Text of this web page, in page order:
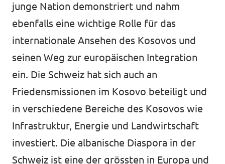
junge Nation demonstriert und nahm
ebenfalls eine wichtige Rolle für das
internationale Ansehen des Kosovos und
seinen Weg zur europäischen Integration
ein. Die Schweiz hat sich auch an
Friedensmissionen im Kosovo beteiligt und
in verschiedene Bereiche des Kosovos wie
Infrastruktur, Energie und Landwirtschaft
investiert. Die albanische Diaspora in der
Schweiz ist eine der grössten in Europa und